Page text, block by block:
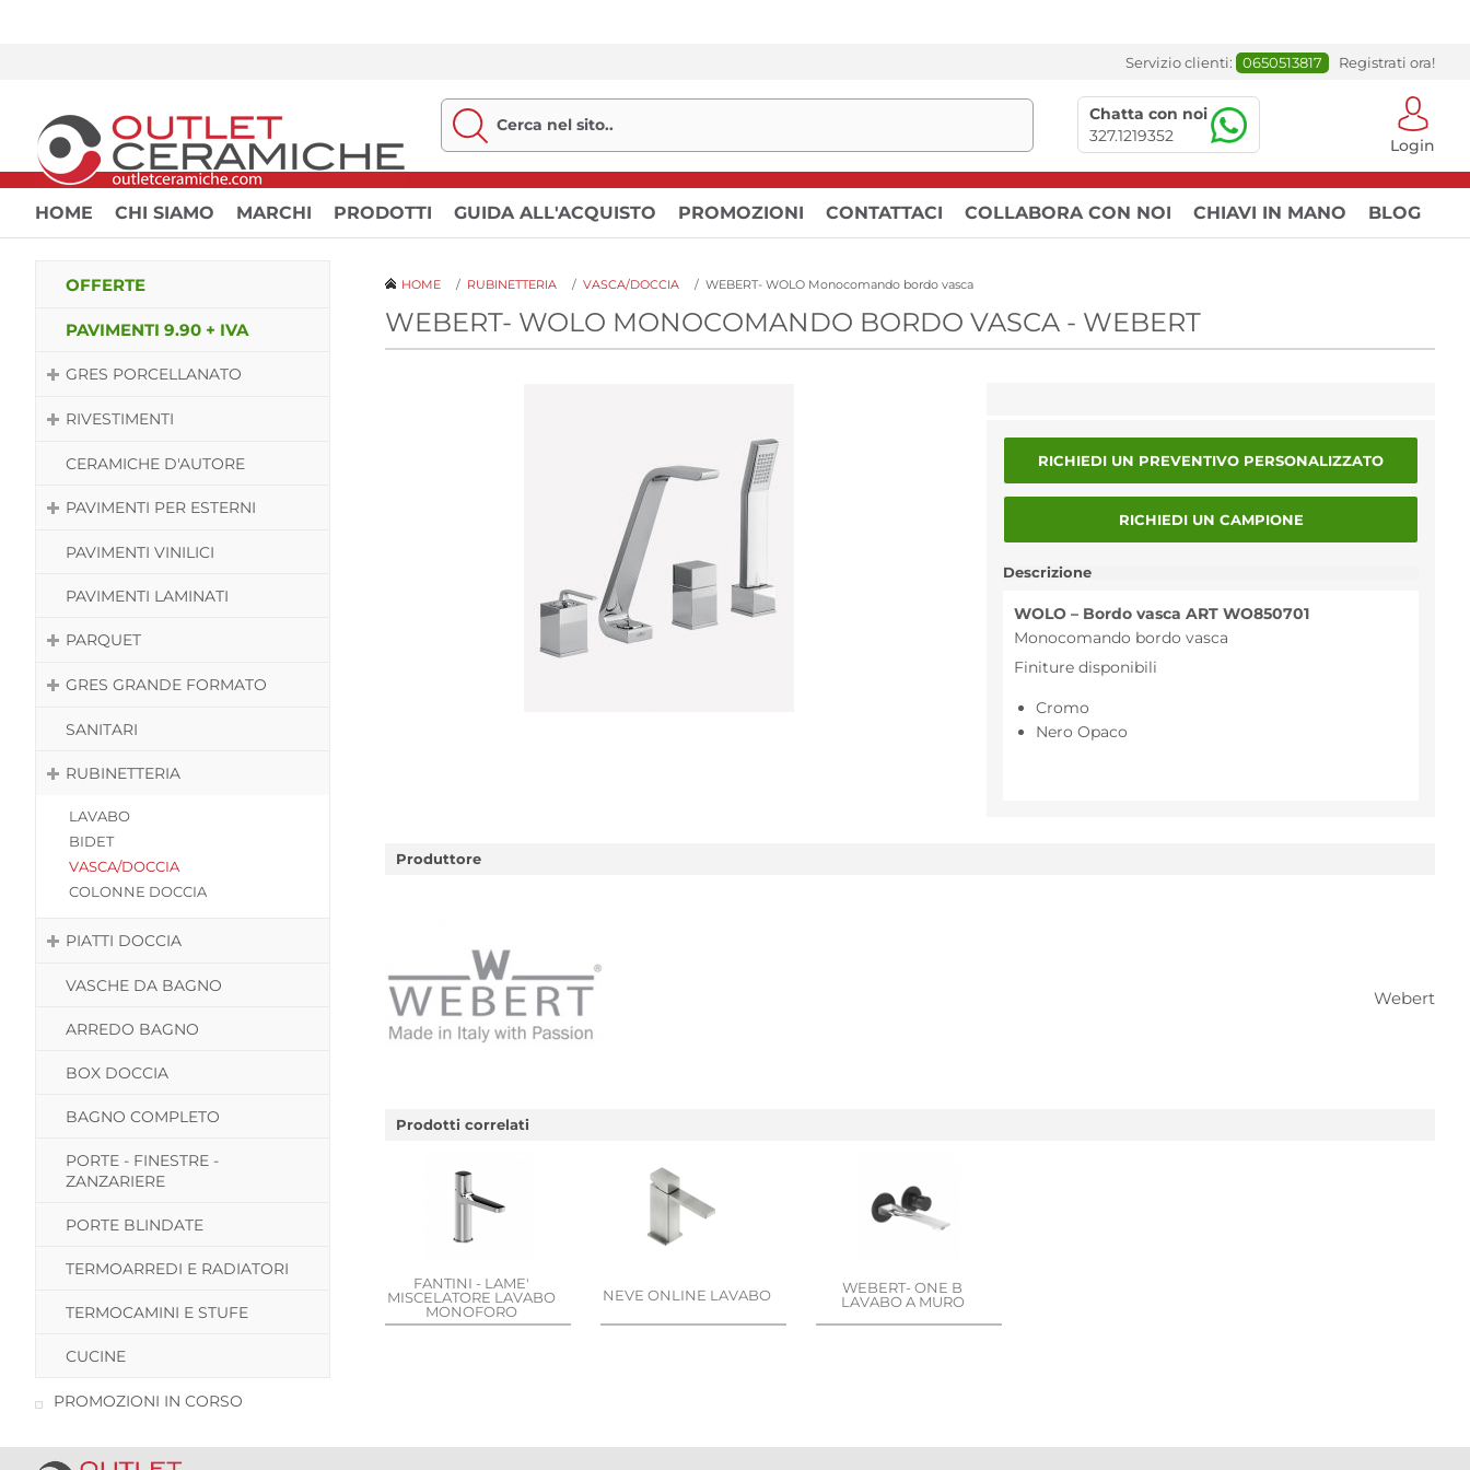
Servizio clienti: 0650513817 Registrati ora!
Chatta con noi
327.1219352
Login
HOME CHI SIAMO MARCHI PRODOTTI GUIDA ALL'ACQUISTO PROMOZIONI CONTATTACI COLLABORA CON NOI CHIAVI IN MANO BLOG
OFFERTE
PAVIMENTI 9.90 + IVA
GRES PORCELLANATO
RIVESTIMENTI
CERAMICHE D'AUTORE
PAVIMENTI PER ESTERNI
PAVIMENTI VINILICI
PAVIMENTI LAMINATI
PARQUET
GRES GRANDE FORMATO
SANITARI
RUBINETTERIA
LAVABO
BIDET
VASCA/DOCCIA
COLONNE DOCCIA
PIATTI DOCCIA
VASCHE DA BAGNO
ARREDO BAGNO
BOX DOCCIA
BAGNO COMPLETO
PORTE - FINESTRE -
ZANZARIERE
PORTE BLINDATE
TERMOARREDI E RADIATORI
TERMOCAMINI E STUFE
CUCINE
PROMOZIONI IN CORSO
HOME / RUBINETTERIA / VASCA/DOCCIA / WEBERT- WOLO Monocomando bordo vasca
WEBERT- WOLO MONOCOMANDO BORDO VASCA - WEBERT
RICHIEDI UN PREVENTIVO PERSONALIZZATO
RICHIEDI UN CAMPIONE
Descrizione
WOLO – Bordo vasca ART WO850701
Monocomando bordo vasca
Finiture disponibili
Cromo
Nero Opaco
Produttore
Webert
Prodotti correlati
FANTINI - LAME'
MISCELATORE LAVABO
MONOFORO
NEVE ONLINE LAVABO
WEBERT- ONE B
LAVABO A MURO